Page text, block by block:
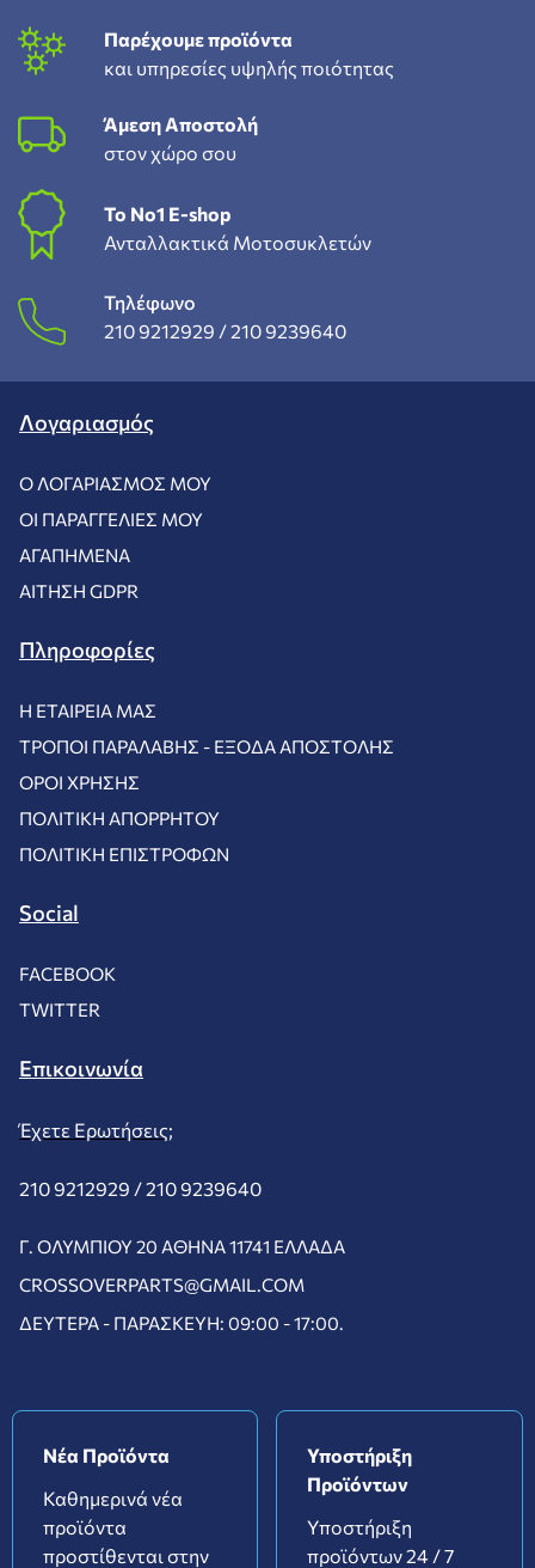
Παρέχουμε προϊόντα
και υπηρεσίες υψηλής ποιότητας
Άμεση Αποστολή
στον χώρο σου
To Νο1 Ε-shop
Ανταλλακτικά Μοτοσυκλετών
Τηλέφωνο
210 9212929 /210 9239640
Λογαριασμός
Ο ΛΟΓΑΡΙΑΣΜΌΣ ΜΟΥ
ΟΙ ΠΑΡΑΓΓΕΛΊΕΣ ΜΟΥ
ΑΓΑΠΗΜΈΝΑ
ΑΊΤΗΣΗ GDPR
Πληροφορίες
Η ΕΤΑΙΡΕΊΑ ΜΑΣ
ΤΡΌΠΟΙ ΠΑΡΑΛΑΒΉΣ - ΈΞΟΔΑ ΑΠΟΣΤΟΛΉΣ
ΌΡΟΙ ΧΡΉΣΗΣ
ΠΟΛΙΤΙΚΉ ΑΠΟΡΡΉΤΟΥ
ΠΟΛΙΤΙΚΉ ΕΠΙΣΤΡΟΦΏΝ
Social
FACEBOOK
TWITTER
Επικοινωνία
Έχετε Ερωτήσεις;
210 9212929 /210 9239640
Γ. ΟΛΥΜΠΊΟΥ 20 ΑΘΉΝΑ 11741 ΕΛΛΆΔΑ
CROSSOVERPARTS@GMAIL.COM
ΔΕΥΤΈΡΑ - ΠΑΡΑΣΚΕΥΉ: 09:00 - 17:00.
Νέα Προϊόντα
Καθημερινά νέα
προϊόντα
προστίθενται στην
Υποστήριξη
Προϊόντων
Υποστήριξη
προϊόντων 24 / 7